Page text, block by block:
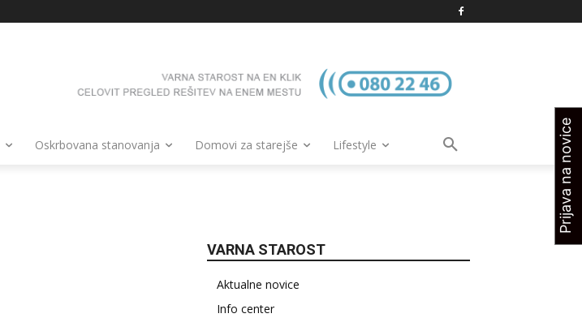
Oskrbovana stanovanja Domovi za starejše Lifestyle
VARNA STAROST
Aktualne novice
Info center
Prijava na novice